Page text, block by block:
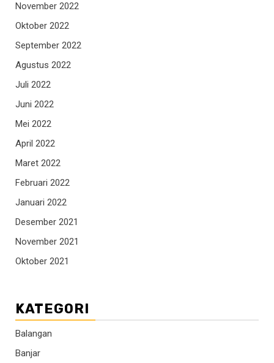
November 2022
Oktober 2022
September 2022
Agustus 2022
Juli 2022
Juni 2022
Mei 2022
April 2022
Maret 2022
Februari 2022
Januari 2022
Desember 2021
November 2021
Oktober 2021
KATEGORI
Balangan
Banjar